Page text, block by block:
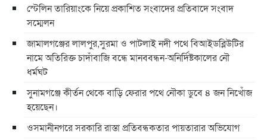
স্টেলিন তারিয়াংকে নিয়ে প্রকাশিত সংবাদের প্রতিবাদে সংবাদ
সম্মেলন
জামালগঞ্জের লালপুর,সুরমা ও পাটলাই নদী পথে বিআইডব্লিউটির
নামে অতিরিক্ত চাদাঁবাজি বন্ধে মানববন্ধন-অনির্দিষ্টকালের নৌ
ধর্মঘট
সুনামগঞ্জে কীর্তন থেকে বাড়ি ফেরার পথে নৌকা ডুবে ৪ জন নিখোঁজ
হয়েছেন।
ওসমানীনগরে সরকারি রাস্তা প্রতিবন্ধকতার পায়তারার অভিযোগ